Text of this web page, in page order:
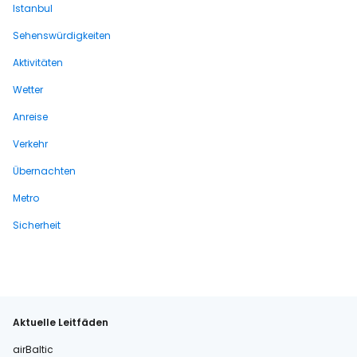
Istanbul
Sehenswürdigkeiten
Aktivitäten
Wetter
Anreise
Verkehr
Übernachten
Metro
Sicherheit
Aktuelle Leitfäden
airBaltic